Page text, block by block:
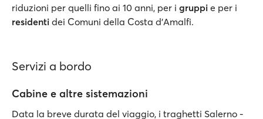
riduzioni per quelli fino ai 10 anni, per i gruppi e per i
residenti dei Comuni della Costa d'Amalfi.
Servizi a bordo
Cabine e altre sistemazioni
Data la breve durata del viaggio, i traghetti Salerno -